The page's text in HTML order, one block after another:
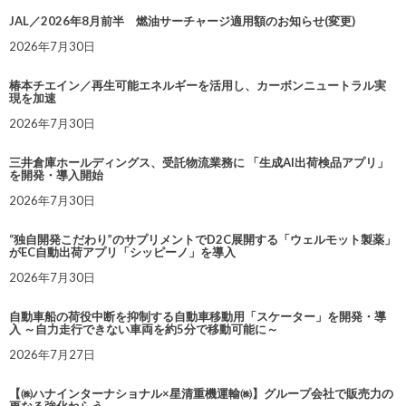
JAL／2026年8月前半 燃油サーチャージ適用額のお知らせ(変更)
2026年7月30日
椿本チエイン／再生可能エネルギーを活用し、カーボンニュートラル実
現を加速
2026年7月30日
三井倉庫ホールディングス、受託物流業務に 「生成AI出荷検品アプリ」
を開発・導入開始
2026年7月30日
“独自開発こだわり”のサプリメントでD2C展開する「ウェルモット製薬」
がEC自動出荷アプリ「シッピーノ」を導入
2026年7月30日
自動車船の荷役中断を抑制する自動車移動用「スケーター」を開発・導
入 ～自力走行できない車両を約5分で移動可能に～
2026年7月27日
【㈱ハナインターナショナル×星清重機運輸㈱】グループ会社で販売力の